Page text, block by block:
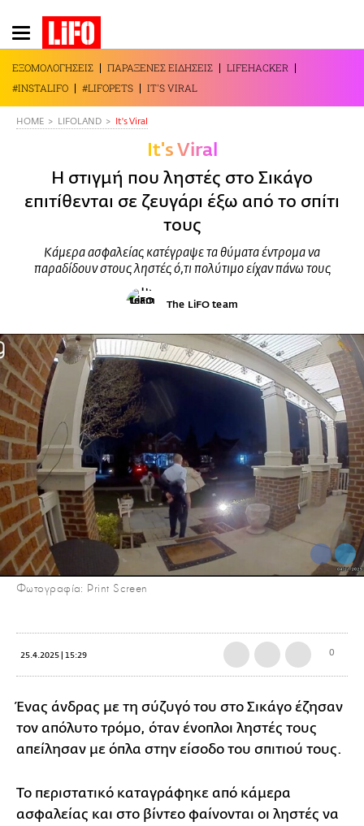
Παράκαμψη
προς
το
κυρίως
περιεχόμενο
ΕΞΟΜΟΛΟΓΗΣΕΙΣ ΠΑΡΑΞΕΝΕΣ ΕΙΔΗΣΕΙΣ
LIFEHACKER
#INSTALIFO
#LIFOPETS IT'S VIRAL
HOME LIFOLAND It's Viral
It's Viral
Η στιγμή που ληστές στο Σικάγο
επιτίθενται σε ζευγάρι έξω από το σπίτι
τους
Κάμερα ασφαλείας κατέγραψε τα θύματα έντρομα να
παραδίδουν στους ληστές ό,τι πολύτιμο είχαν πάνω τους
The LiFO team
Φωτογραφία: Print Screen
25.4.2025 | 15:29 0
Ένας άνδρας με τη σύζυγό του στο Σικάγο έζησαν
τον απόλυτο τρόμο, όταν ένοπλοι ληστές τους
απείλησαν με όπλα στην είσοδο του σπιτιού τους.
Το περιστατικό καταγράφηκε από κάμερα
ασφαλείας και στο βίντεο φαίνονται οι ληστές να